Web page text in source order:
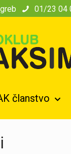
01/23 04
članstvo